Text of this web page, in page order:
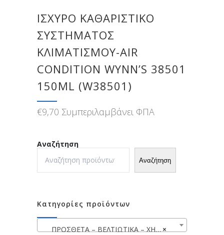
ΙΣΧΥΡΌ ΚΑΘΑΡΙΣΤΙΚΌ
ΣΥΣΤΉΜΑΤΟΣ
ΚΛΙΜΑΤΙΣΜΟΎ-AIR
CONDITION WYNN’S 38501
150ML (W38501)
€9,70 Συμπεριλαμβάνει ΦΠΑ
Αναζήτηση
Αναζήτηση
Κατηγορίες προϊόντων
×
ΠΡΟΣΘΕΤΑ – ΒΕΛΤΙΩΤΙΚΑ – ΧΗΜΙΚΑ WYNN’S